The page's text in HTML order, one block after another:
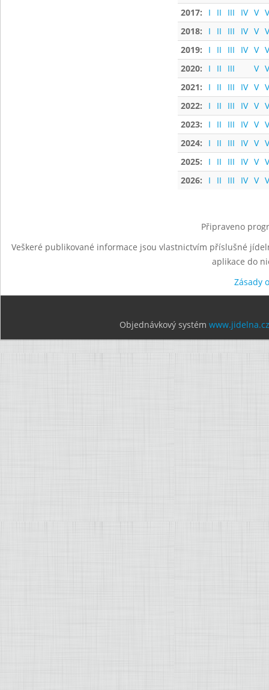
2017:
I II III IV V
2018:
I II III IV V
2019:
I II III IV V
2020:
I II III V
2021:
I II III IV V
2022:
I II III IV V
2023:
I II III IV V
2024:
I II III IV V
2025:
I II III IV V
2026:
I II III IV V
Připraveno
Veškeré publikované informace jsou vlastnictvím příslušné
aplikace do
Zásady
Objednávkový systém www.jidelna.cz